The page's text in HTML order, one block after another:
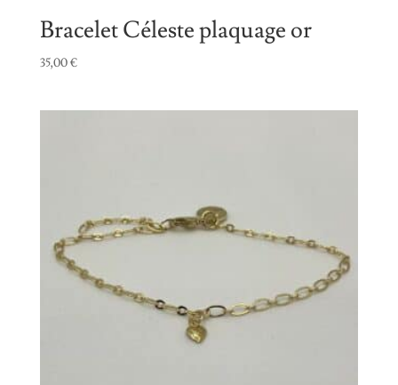
Bracelet Céleste plaquage or
35,00€